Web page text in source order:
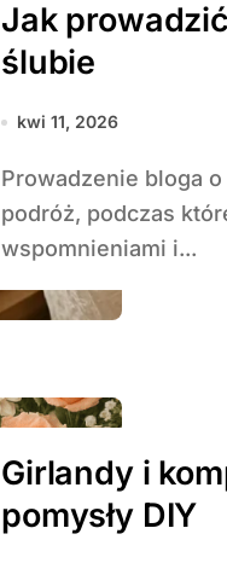
Jak
ślubie
kwi 11, 2026
Prowadzenie bloga o własnym ślubie to wyjątkowa
podróż, podczas
wspomnieniami i...
Girlandy i
pomysły DIY